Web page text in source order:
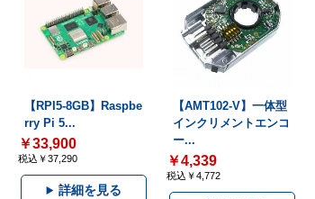
【RPI5-8GB】Raspbe
rry Pi 5...
￥33,900
税込￥37,290
詳細を見る
【AMT102-V】一体型
インクリメントエンコ
ー...
￥4,339
税込￥4,772